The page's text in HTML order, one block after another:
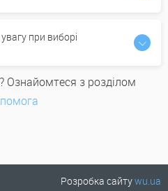
при виборі
Ознайомтеся з розділом
Розробка сайтуwu.ua